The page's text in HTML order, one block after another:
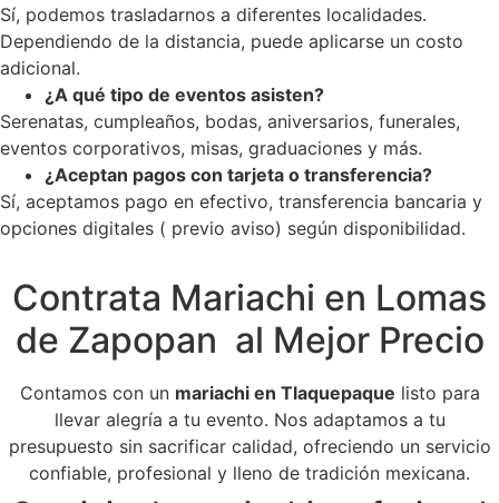
Sí, podemos trasladarnos a diferentes localidades.
Dependiendo de la distancia, puede aplicarse un costo
adicional.
¿A qué tipo de eventos asisten?
Serenatas, cumpleaños, bodas, aniversarios, funerales,
eventos corporativos, misas, graduaciones y más.
¿Aceptan pagos con tarjeta o transferencia?
Sí, aceptamos pago en efectivo, transferencia bancaria y
opciones digitales ( previo aviso) según disponibilidad.
Contrata Mariachi en Lomas
de Zapopan al Mejor Precio
Contamos con un mariachi en Tlaquepaque listo para
llevar alegría a tu evento. Nos adaptamos a tu
presupuesto sin sacrificar calidad, ofreciendo un servicio
confiable, profesional y lleno de tradición mexicana.